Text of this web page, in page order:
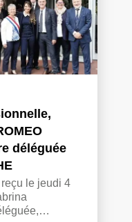
déléguée
le jeudi 4